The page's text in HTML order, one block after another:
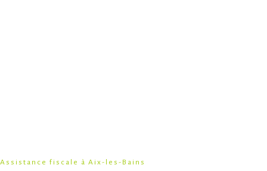
Assistance fiscale à Aix-les-Bains